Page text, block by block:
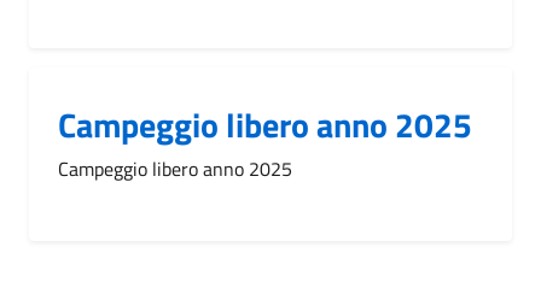
Campeggio libero anno 2025
Campeggio libero anno 2025